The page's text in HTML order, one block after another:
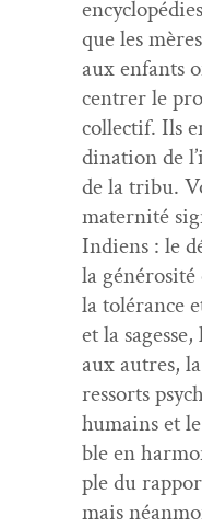
que les
aux enfants
cen­tr­er le
col­lec­tif. Ils
di­na­tion de
de la tribu.
mater­nité
Indi­ens : le
la
la tolérance
et la
aux autres,
ressorts
humains et
ble en
ple du
mais